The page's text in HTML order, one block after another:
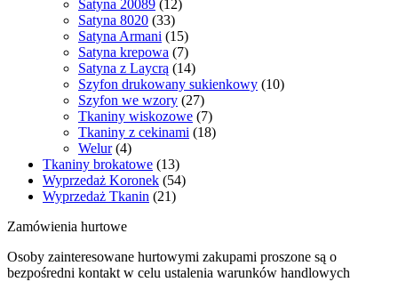
Satyna 20089 (12)
Satyna 8020 (33)
Satyna Armani (15)
Satyna krepowa (7)
Satyna z Laycrą (14)
Szyfon drukowany sukienkowy (10)
Szyfon we wzory (27)
Tkaniny wiskozowe (7)
Tkaniny z cekinami (18)
Welur (4)
Tkaniny brokatowe (13)
Wyprzedaż Koronek (54)
Wyprzedaż Tkanin (21)
Zamówienia hurtowe
Osoby zainteresowane hurtowymi zakupami proszone są o
bezpośredni kontakt w celu ustalenia warunków handlowych